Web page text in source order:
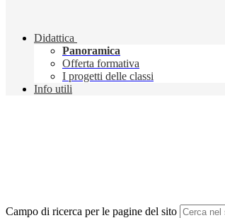
Didattica
Panoramica
Offerta formativa
I progetti delle classi
Info utili
Campo di ricerca per le pagine del sito